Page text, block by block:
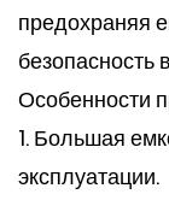
предохраняя
безопасность
Особенности
1. Большая
эксплуатации.